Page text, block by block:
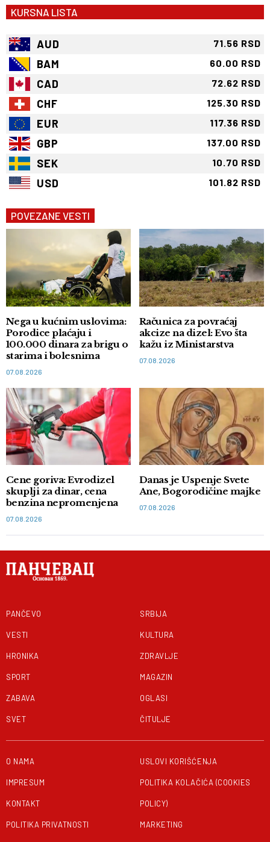
KURSNA LISTA
AUD 71.56 RSD
BAM 60.00 RSD
CAD 72.62 RSD
CHF 125.30 RSD
EUR 117.36 RSD
GBP 137.00 RSD
SEK 10.70 RSD
USD 101.82 RSD
POVEZANE VESTI
Nega u kućnim uslovima:
Porodice plaćaju i
100.000 dinara za brigu o
starima i bolesnima
07.08.2026
Računica za povraćaj
akcize na dizel: Evo šta
kažu iz Ministarstva
07.08.2026
Cene goriva: Evrodizel
skuplji za dinar, cena
benzina nepromenjena
07.08.2026
Danas je Uspenje Svete
Ane, Bogorodičine majke
07.08.2026
PANČEVO
VESTI
HRONIKA
SPORT
ZABAVA
SVET
SRBIJA
KULTURA
ZDRAVLJE
MAGAZIN
OGLASI
ČITULJE
O NAMA
IMPRESUM
KONTAKT
POLITIKA PRIVATNOSTI
USLOVI KORIŠĆENJA
POLITIKA KOLAČIĆA (COOKIES
POLICY)
MARKETING